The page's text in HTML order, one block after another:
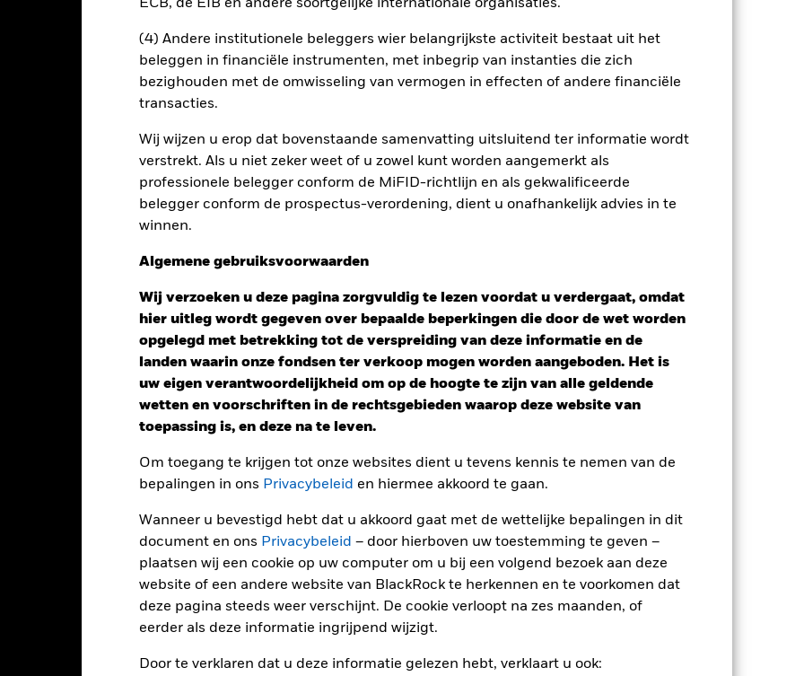
ECB, de EIB en andere soortgelijke internationale organisaties.
(4) Andere institutionele beleggers wier belangrijkste activiteit bestaat uit het
beleggen in financiële instrumenten, met inbegrip van instanties die zich
bezighouden met de omwisseling van vermogen in effecten of andere financiële
transacties.
Wij wijzen u erop dat bovenstaande samenvatting uitsluitend ter informatie wordt
verstrekt. Als u niet zeker weet of u zowel kunt worden aangemerkt als
professionele belegger conform de MiFID-richtlijn en als gekwalificeerde
belegger conform de prospectus-verordening, dient u onafhankelijk advies in te
winnen.
Algemene gebruiksvoorwaarden
Wij verzoeken u deze pagina zorgvuldig te lezen voordat u verdergaat, omdat
hier uitleg wordt gegeven over bepaalde beperkingen die door de wet worden
opgelegd met betrekking tot de verspreiding van deze informatie en de
landen waarin onze fondsen ter verkoop mogen worden aangeboden. Het is
uw eigen verantwoordelijkheid om op de hoogte te zijn van alle geldende
wetten en voorschriften in de rechtsgebieden waarop deze website van
toepassing is, en deze na te leven.
Om toegang te krijgen tot onze websites dient u tevens kennis te nemen van de
bepalingen in ons Privacybeleid en hiermee akkoord te gaan.
Wanneer u bevestigd hebt dat u akkoord gaat met de wettelijke bepalingen in dit
document en ons Privacybeleid – door hierboven uw toestemming te geven –
plaatsen wij een cookie op uw computer om u bij een volgend bezoek aan deze
website of een andere website van BlackRock te herkennen en te voorkomen dat
deze pagina steeds weer verschijnt. De cookie verloopt na zes maanden, of
eerder als deze informatie ingrijpend wijzigt.
Door te verklaren dat u deze informatie gelezen hebt, verklaart u ook:
uitleent om zijn kosten te reduceren, ontvangt het Fonds 62,5% van de hiermee verbonden inkomsten
aan BlackRock als effectenuitleenagent. Aangezien de verdeling van opbrengsten uit
van het Fonds niet verhoogt, is deze niet in de lopende kosten opgenomen.
PRIIP KID Factsheet Prospectus Download
Kerngegevens Managers Posities Documenten
Risicometer
Performance